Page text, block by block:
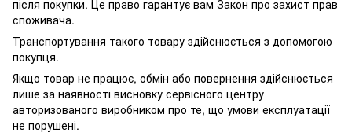
після покупки. Це право гарантує вам Закон про захист прав
споживача.
Транспортування такого товару здійснюється з допомогою
покупця.
Якщо товар не працює, обмін або повернення здійснюється
лише за наявності висновку сервісного центру
авторизованого виробником про те, що умови експлуатації
не порушені.